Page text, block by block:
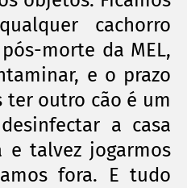
cachorro
morte da MEL,
e o prazo
ter outro cão é um
a casa
talvez jogarmos
fora. E tudo